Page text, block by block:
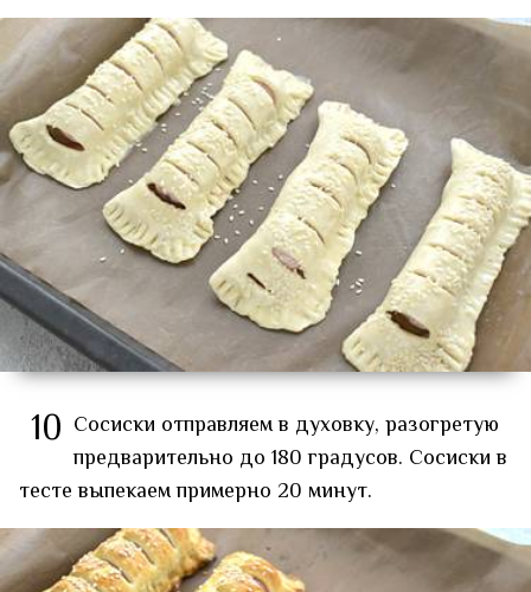
10 Сосиски отправляем в духовку, разогретую
предварительно до 180 градусов. Сосиски в
тесте выпекаем примерно 20 минут.